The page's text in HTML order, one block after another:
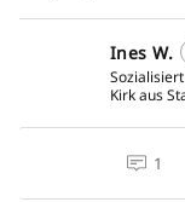
Ines W.
Kirk aus
1